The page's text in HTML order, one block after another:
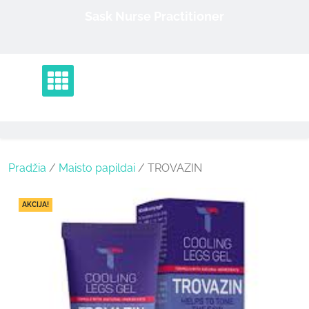
Pradžia / Maisto papildai / TROVAZIN
AKCIJA!